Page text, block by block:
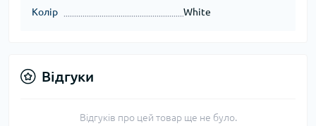
Колір White
Відгуки
Відгуків про цей товар ще не було.